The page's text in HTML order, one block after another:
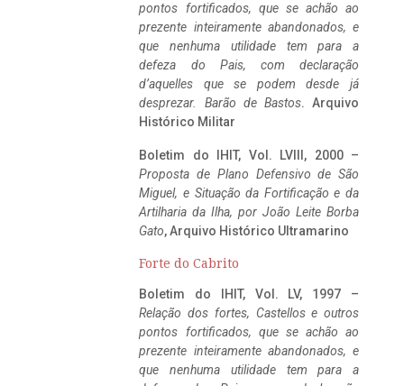
pontos fortificados, que se achão ao
prezente inteiramente abandonados, e
que nenhuma utilidade tem para a
defeza do Pais, com declaração
d’aquelles que se podem desde já
desprezar. Barão de Bastos. Arquivo
Histórico Militar
Boletim do IHIT, Vol. LVIII, 2000 –
Proposta de Plano Defensivo de São
Miguel, e Situação da Fortificação e da
Artilharia da Ilha, por João Leite Borba
Gato, Arquivo Histórico Ultramarino
Forte do Cabrito
Boletim do IHIT, Vol. LV, 1997 –
Relação dos fortes, Castellos e outros
pontos fortificados, que se achão ao
prezente inteiramente abandonados, e
que nenhuma utilidade tem para a